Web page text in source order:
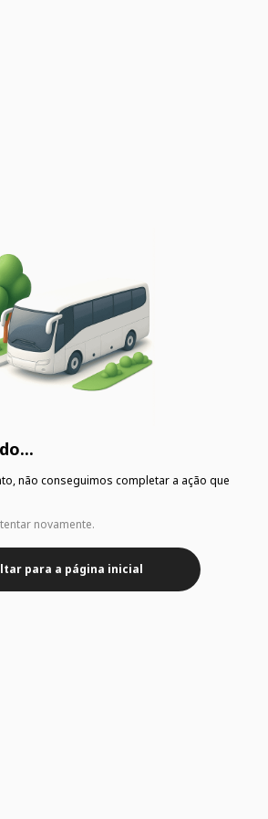
não conseguimos completar a ação que
novamente.
para a página inicial